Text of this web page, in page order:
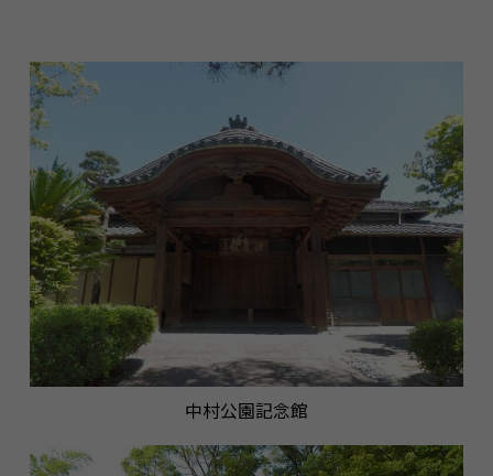
中村公園記念館